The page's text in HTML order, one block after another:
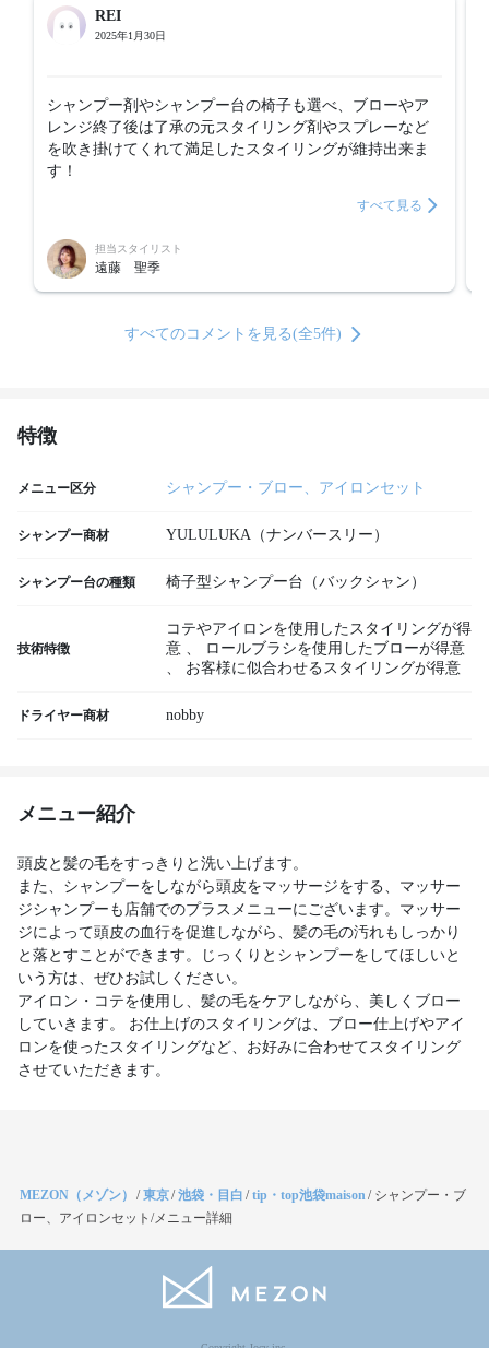
REI
2025年1月30日
シャンプー剤やシャンプー台の椅子も選べ、ブローやア
レンジ終了後は了承の元スタイリング剤やスプレーなど
を吹き掛けてくれて満足したスタイリングが維持出来ま
す！
すべて見る
担当スタイリスト
遠藤 聖季
すべてのコメントを見る(全5件)
特徴
メニュー区分 シャンプー・ブロー、アイロンセット
シャンプー商材 YULULUKA（ナンバースリー）
シャンプー台の種類 椅子型シャンプー台（バックシャン）
技術特徴
コテやアイロンを使用したスタイリングが得
意 、
ロールブラシを使用したブローが得意
、
お客様に似合わせるスタイリングが得意
ドライヤー商材 nobby
メニュー紹介
頭皮と髪の毛をすっきりと洗い上げます。
また、シャンプーをしながら頭皮をマッサージをする、マッサー
ジシャンプーも店舗でのプラスメニューにございます。マッサー
ジによって頭皮の血行を促進しながら、髪の毛の汚れもしっかり
と落とすことができます。じっくりとシャンプーをしてほしいと
いう方は、ぜひお試しください。
アイロン・コテを使用し、髪の毛をケアしながら、美しくブロー
していきます。 お仕上げのスタイリングは、ブロー仕上げやアイ
ロンを使ったスタイリングなど、お好みに合わせてスタイリング
させていただきます。
MEZON（メゾン） /東京/池袋・目白 /tip・top池袋maison/ シャンプー・ブ
ロー、アイロンセット/メニュー詳細